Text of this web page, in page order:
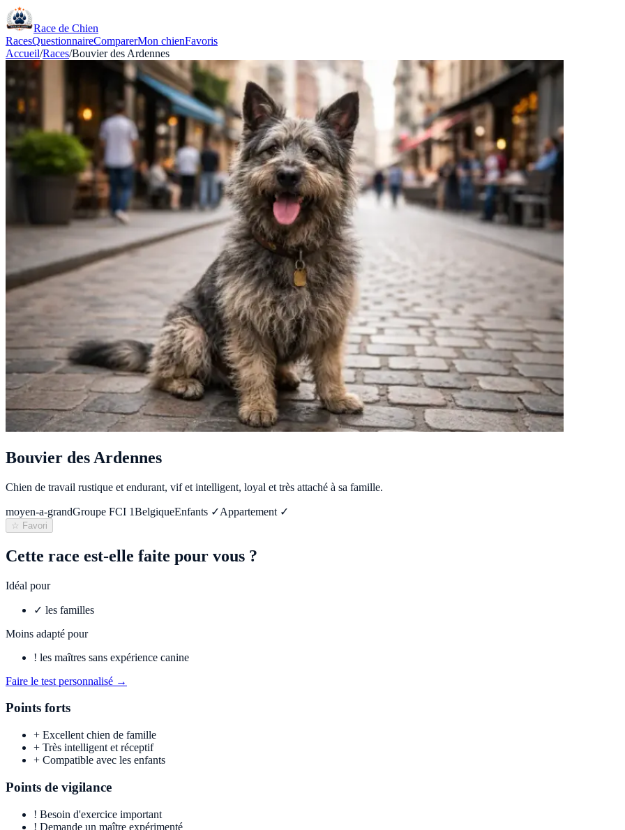
Race de Chien
RacesQuestionnaireComparerMon chienFavoris
Accueil/Races/Bouvier des Ardennes
Bouvier des Ardennes
Chien de travail rustique et endurant, vif et intelligent, loyal et très attaché à sa famille.
moyen-a-grandGroupe FCI 1BelgiqueEnfants ✓Appartement ✓
☆ Favori
Cette race est-elle faite pour vous ?
Idéal pour
✓ les familles
Moins adapté pour
! les maîtres sans expérience canine
Faire le test personnalisé →
Points forts
+ Excellent chien de famille
+ Très intelligent et réceptif
+ Compatible avec les enfants
Points de vigilance
! Besoin d'exercice important
! Demande un maître expérimenté